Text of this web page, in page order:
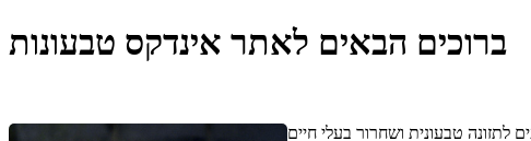
ברוכים הבאים לאתר אינדקס טבעונות